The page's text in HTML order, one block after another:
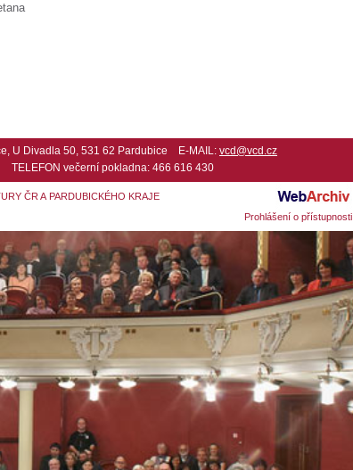
U Divadla 50, 531 62 Pardubice E-MAIL: vcd@vcd.cz
TELEFON večerní pokladna: 466 616 430
ČR A PARDUBICKÉHO KRAJE
Prohlášení o přístupnosti